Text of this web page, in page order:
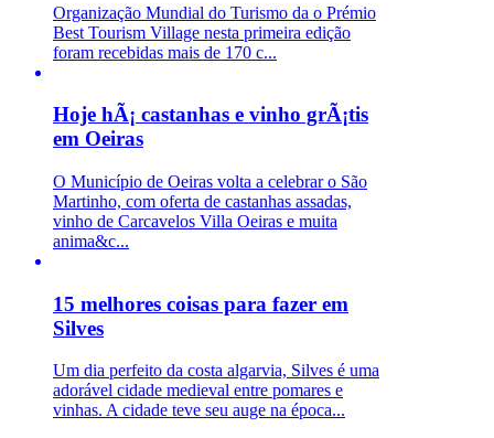
Organização Mundial do Turismo da o Prémio
Best Tourism Village nesta primeira edição
foram recebidas mais de 170 c...
Hoje hÃ¡ castanhas e vinho grÃ¡tis
em Oeiras
O Município de Oeiras volta a celebrar o São
Martinho, com oferta de castanhas assadas,
vinho de Carcavelos Villa Oeiras e muita
anima&c...
15 melhores coisas para fazer em
Silves
Um dia perfeito da costa algarvia, Silves é uma
adorável cidade medieval entre pomares e
vinhas. A cidade teve seu auge na época...